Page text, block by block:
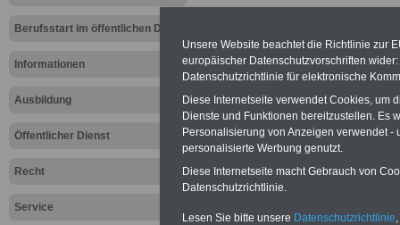
Berufsstart im öffentlichen Dienst
Informationen
Ausbildung
Öffentlicher Dienst
Recht
Service
Sie interessieren sich für einen
Stellenangebote
Unsere Website beachtet die Richtlinie zur
europäischer Datenschutzvorschriften
Datenschutzrichtlinie für elektronische
Diese Internetseite verwendet Cookies, um
Dienste und Funktionen bereitzustellen. Es
Personalisierung von Anzeigen verwendet
personalisierte Werbung genutzt.
Diese Internetseite macht Gebrauch von
Datenschutzrichtlinie.
Lesen Sie bitte unsere Datenschutzrichtlinie